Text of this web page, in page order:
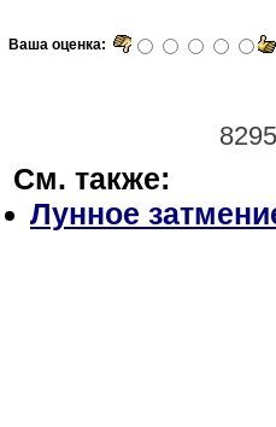
Ваша оценка:
См. также:
Лунное